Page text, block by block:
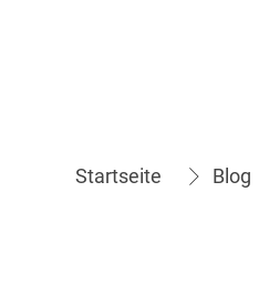
Startseite Blog